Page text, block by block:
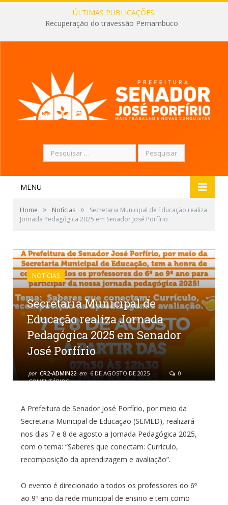
ÚLTIMAS PUBLICAÇÕES:
Recuperação do travessão Pernambuco
Pesquisar
por:
MENU
Home » Notícias »
Secretaria Municipal de Educação realiza
Jornada Pedagógica 2025 em Senador José Porfírio
NOTÍCIAS
Secretaria Municipal de
Educação realiza Jornada
Pedagógica 2025 em Senador
José Porfírio
por CR2-ADMIN22 em 6 DE AGOSTO DE 2025
0
COMENTÁRIOS
A Prefeitura de Senador José Porfírio, por meio da
Secretaria Municipal de Educação (SEMED), realizará
nos dias 7 e 8 de agosto a Jornada Pedagógica 2025,
com o tema: “Saberes que conectam: Currículo,
recomposição da aprendizagem e avaliação”.
O evento é direcionado a todos os professores do 6º
ao 9º ano da rede municipal de ensino e tem como